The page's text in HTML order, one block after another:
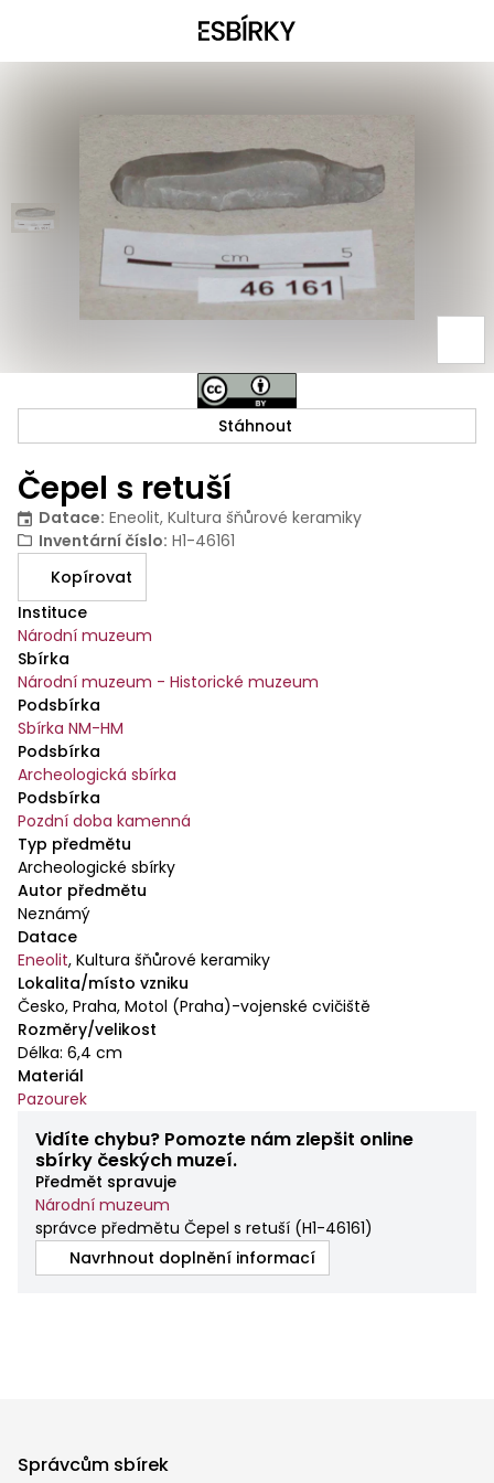
Čepel s retuší
Datace: Eneolit, Kultura šňůrové keramiky
Inventární číslo: H1-46161
Kopírovat
Instituce
Národní muzeum
Sbírka
Národní muzeum - Historické muzeum
Podsbírka
Sbírka NM-HM
Podsbírka
Archeologická sbírka
Podsbírka
Pozdní doba kamenná
Typ předmětu
Archeologické sbírky
Autor předmětu
Neznámý
Datace
Eneolit, Kultura šňůrové keramiky
Lokalita/místo vzniku
Česko, Praha, Motol (Praha)-vojenské cvičiště
Rozměry/velikost
Délka: 6,4 cm
Materiál
Pazourek
Vidíte chybu? Pomozte nám zlepšit online
sbírky českých muzeí.
Předmět spravuje
Národní muzeum
správce předmětu Čepel s retuší (H1-46161)
Navrhnout doplnění informací
Stáhnout
Správcům sbírek